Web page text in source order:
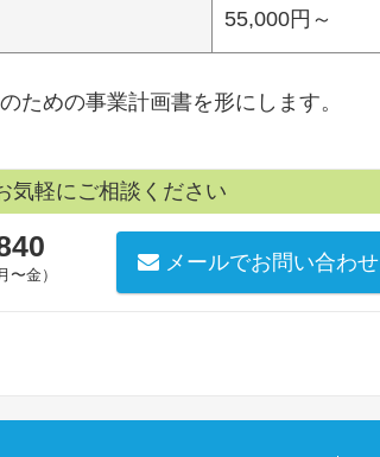
55,000円～
ための事業計画書を形にします。
気軽にご相談ください
金）
メールでお問い合わせ